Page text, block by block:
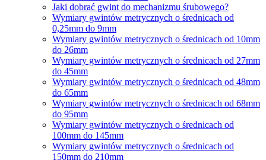
Jaki dobrać gwint do mechanizmu śrubowego?
Wymiary gwintów metrycznych o średnicach od
0,25mm do 9mm
Wymiary gwintów metrycznych o średnicach od 10mm
do 26mm
Wymiary gwintów metrycznych o średnicach od 27mm
do 45mm
Wymiary gwintów metrycznych o średnicach od 48mm
do 65mm
Wymiary gwintów metrycznych o średnicach od 68mm
do 95mm
Wymiary gwintów metrycznych o średnicach od
100mm do 145mm
Wymiary gwintów metrycznych o średnicach od
150mm do 210mm